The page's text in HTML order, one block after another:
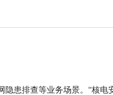
隐患排查等业务场景。“核电